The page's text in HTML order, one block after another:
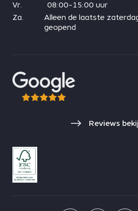
Vr.
08:00-15:00 uur
Za.
Alleen de laatste
geopend
Reviews